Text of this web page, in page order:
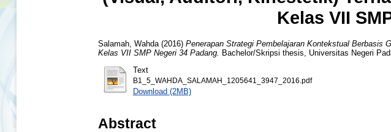
Kelas VII
Salamah, Wahda (2016) Penerapan Strategi Pembelajaran Kontekstual Berbasis
Kelas VII SMP Negeri 34 Padang.
Bachelor/Skripsi thesis, Universitas Negeri
Text
B1_5_WAHDA_SALAMAH_1205641_3947_2016.pdf
Download (2MB)
Abstract